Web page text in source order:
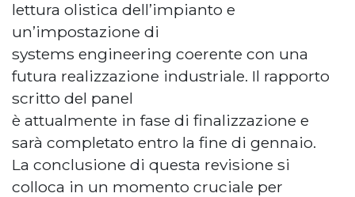
lettura olistica dell’impianto e
un’impostazione di
systems engineering coerente con una
futura realizzazione industriale. Il rapporto
scritto del panel
è attualmente in fase di finalizzazione e
sarà completato entro la fine di gennaio.
La conclusione di questa revisione si
colloca in un momento cruciale per